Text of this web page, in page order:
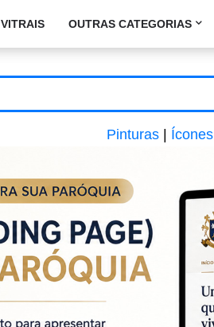
VITRAIS OUTRAS CATEGORIAS
Pinturas Ícones